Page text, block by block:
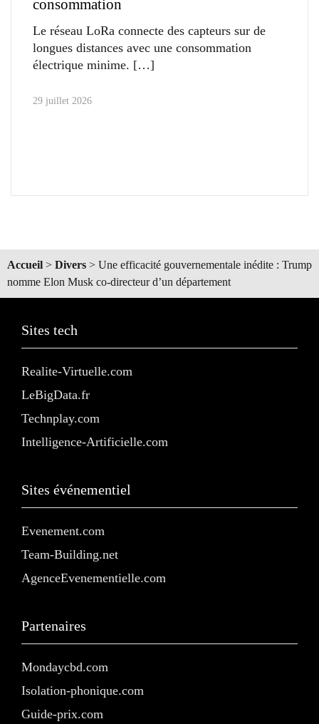
consommation
Le réseau LoRa connecte des capteurs sur de
longues distances avec une consommation
électrique minime.
29 juillet 2026
Accueil > Divers > Une efficacité gouvernementale inédite : Trump
nomme Elon Musk co-directeur d’un département
Sites tech
Realite-Virtuelle.com
LeBigData.fr
Technplay.com
Intelligence-Artificielle.com
Sites événementiel
Evenement.com
Team-Building.net
AgenceEvenementielle.com
Partenaires
Mondaycbd.com
Isolation-phonique.com
Guide-prix.com